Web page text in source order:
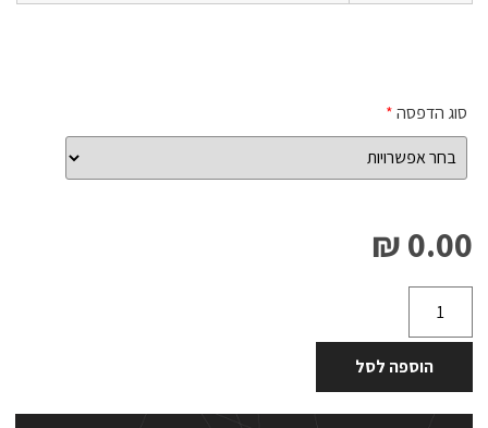
סוג הדפסה*
0.00 ₪
הוספה לסל